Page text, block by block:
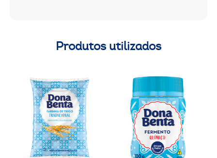
Produtos utilizados